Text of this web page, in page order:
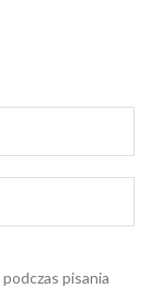
pisania